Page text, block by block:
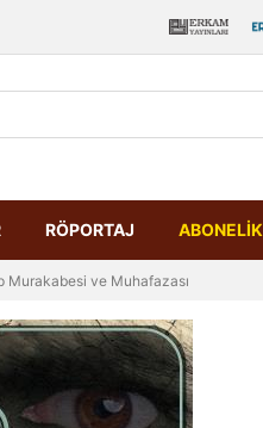
RÖPORTAJ ABONELİK
Murakabesi ve Muhafazası